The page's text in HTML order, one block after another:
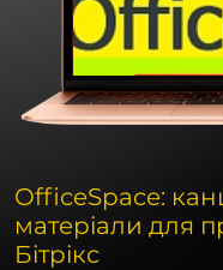
OfficeSpace:
матеріали для
Бітрікс